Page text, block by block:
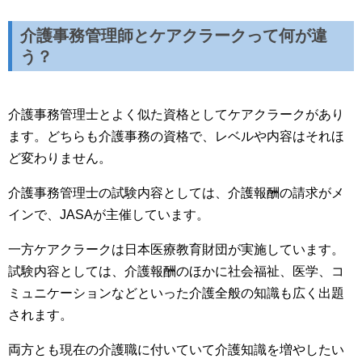
介護事務管理師とケアクラークって何が違
う？
介護事務管理士とよく似た資格としてケアクラークがあり
ます。どちらも介護事務の資格で、レベルや内容はそれほ
ど変わりません。
介護事務管理士の試験内容としては、介護報酬の請求がメ
インで、JASAが主催しています。
一方ケアクラークは日本医療教育財団が実施しています。
試験内容としては、介護報酬のほかに社会福祉、医学、コ
ミュニケーションなどといった介護全般の知識も広く出題
されます。
両方とも現在の介護職に付いていて介護知識を増やしたい